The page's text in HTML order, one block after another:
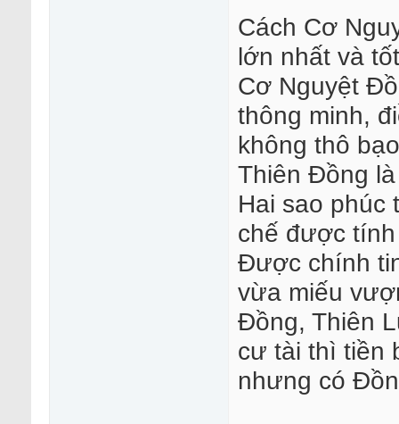
Cách Cơ
lớn nhất và
Cơ Nguyệt
thông minh,
không thô
Thiên Đồng
Hai sao phúc
chế được
Được chính
vừa miếu
Đồng, Thiên
cư tài thì tiền
nhưng có